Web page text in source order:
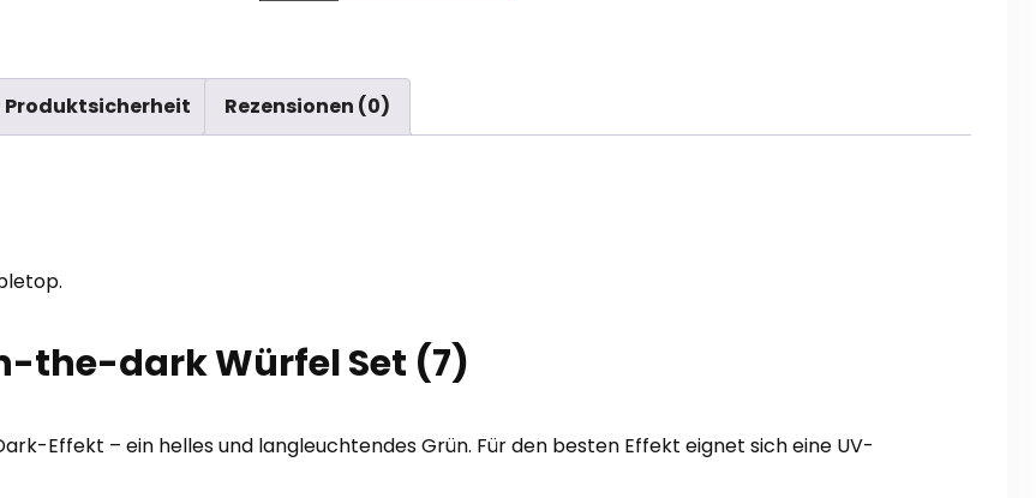
Glow
Produktsicherheit Rezensionen (0)
the-dark Würfel Set (7)
Effekt – ein helles und langleuchtendes Grün. Für den besten Effekt eignet sich eine UV-